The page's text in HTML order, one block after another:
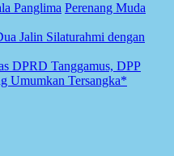
Panglima Perenang Muda
Jalin Silaturahmi dengan
DPRD Tanggamus, DPP
Umumkan Tersangka*